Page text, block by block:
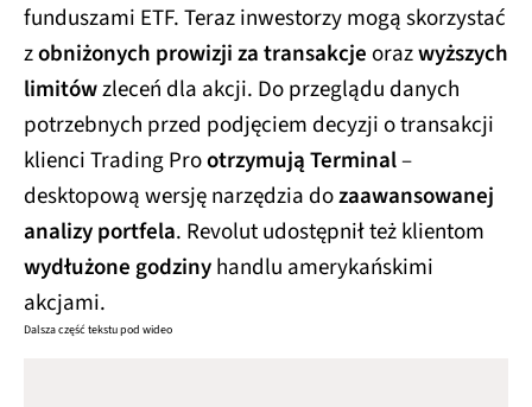
funduszami ETF. Teraz inwestorzy mogą skorzystać
zobniżonych prowizji za transakcjeorazwyższych
limitówzleceń dla akcji. Do przeglądu danych
potrzebnych przed podjęciem decyzji o transakcji
klienci Trading Prootrzymują Terminal–
desktopową wersję narzędzia dozaawansowanej
analizy portfela. Revolut udostępnił też klientom
wydłużone godzinyhandlu amerykańskimi
akcjami.
Dalsza część tekstu pod wideo